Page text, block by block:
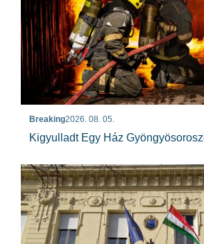
Breaking2026. 08. 05.
Kigyulladt Egy Ház